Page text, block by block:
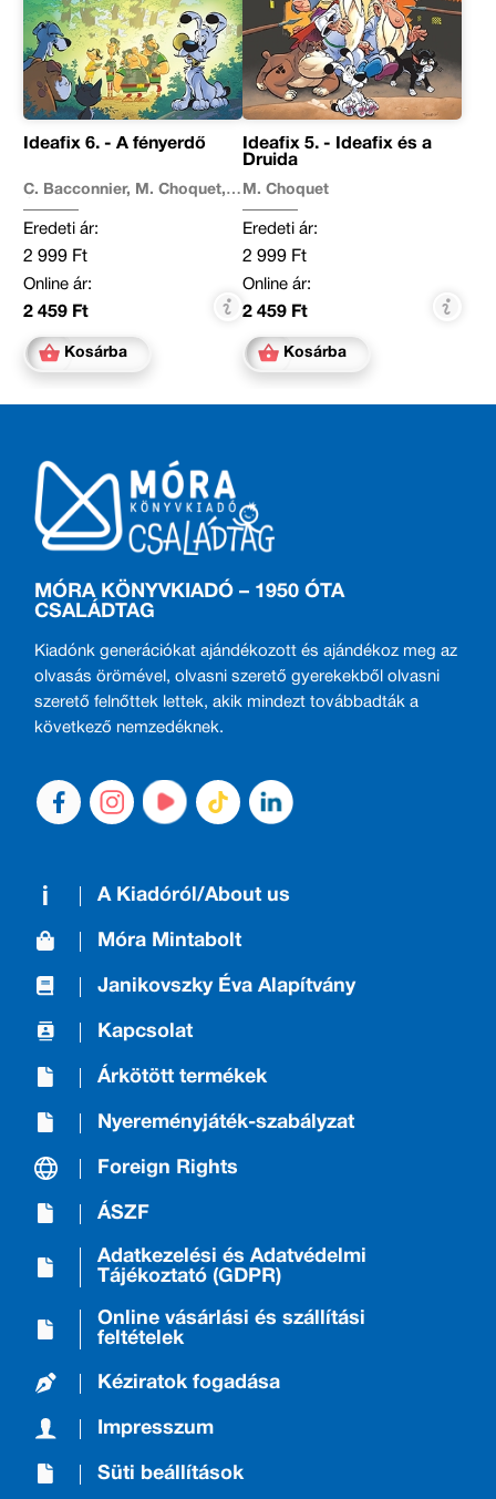
Ideafix 6. - A fényerdő
C. Bacconnier, M. Choquet,
Eredeti ár:
2 999 Ft
Online ár:
2 459 Ft
Kosárba
Ideafix 5. - Ideafix és a
Druida
M. Choquet
Eredeti ár:
2 999 Ft
Online ár:
2 459 Ft
Kosárba
MÓRA KÖNYVKIADÓ – 1950 ÓTA
CSALÁDTAG
Kiadónk generációkat ajándékozott és ajándékoz meg az
olvasás örömével, olvasni szerető gyerekekből olvasni
szerető felnőttek lettek, akik mindezt továbbadták a
következő nemzedéknek.
A Kiadóról/About us
Móra Mintabolt
Janikovszky Éva Alapítvány
Kapcsolat
Árkötött termékek
Nyereményjáték-szabályzat
Foreign Rights
ÁSZF
Adatkezelési és Adatvédelmi
Tájékoztató (GDPR)
Online vásárlási és szállítási
feltételek
Kéziratok fogadása
Impresszum
Süti beállítások